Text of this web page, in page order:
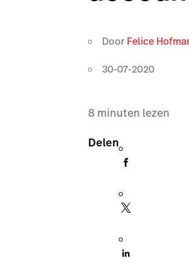
Door Felice
30-07-2020
8 minuten lezen
Delen